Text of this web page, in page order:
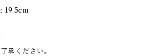
19.5cm
承ください。